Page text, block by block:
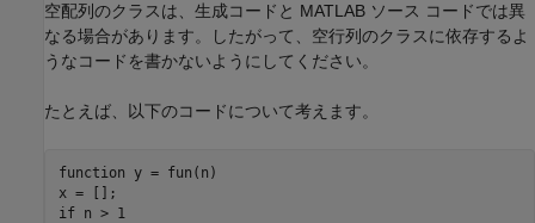
空配列のクラスは、生成コードと MATLAB ソース コードでは異
なる場合があります。したがって、空行列のクラスに依存するよ
うなコードを書かないようにしてください。
たとえば、以下のコードについて考えます。
function y = fun(n)
if n > 1